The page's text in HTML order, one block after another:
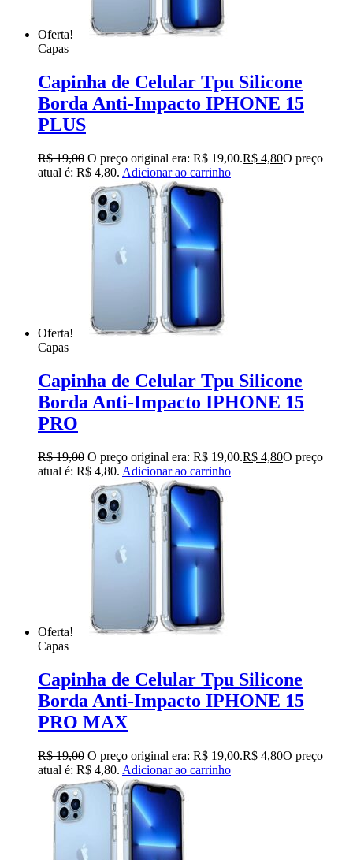
Oferta!
Capas
Capinha de Celular Tpu Silicone
Borda Anti-Impacto IPHONE 15
PLUS
R$19,00 O preço original era: R$ 19,00.R$ 4,80O preço
atual é: R$ 4,80. Adicionar ao carrinho
Oferta!
Capas
Capinha de Celular Tpu Silicone
Borda Anti-Impacto IPHONE 15
PRO
R$19,00 O preço original era: R$ 19,00.R$ 4,80O preço
atual é: R$ 4,80. Adicionar ao carrinho
Oferta!
Capas
Capinha de Celular Tpu Silicone
Borda Anti-Impacto IPHONE 15
PRO MAX
R$19,00 O preço original era: R$ 19,00.R$ 4,80O preço
atual é: R$ 4,80. Adicionar ao carrinho